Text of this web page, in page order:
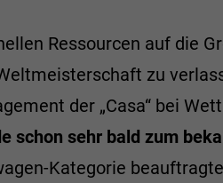
Ressourcen auf die
zu
der „Casa“ bei
schon sehr bald zum
Kategorie